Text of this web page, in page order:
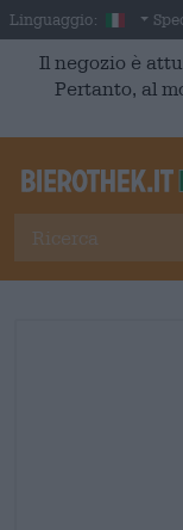
Skip to main content
Linguaggio: Italian
Il negozio è
Pertanto, al